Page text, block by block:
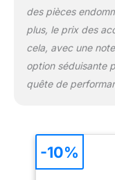
des pièces
plus, le prix des
cela, avec une
option séduisante
quête de
-10%